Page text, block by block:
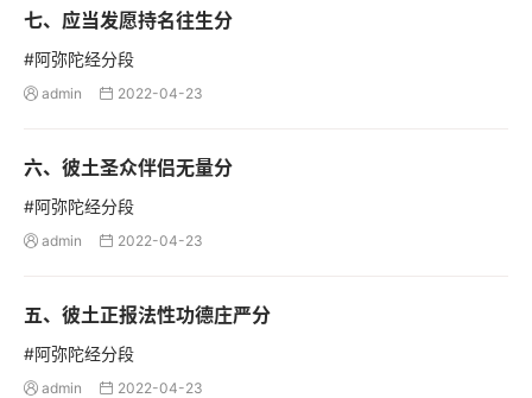
七、应当发愿持名往生分
#阿弥陀经分段
 admin  2022-04-23
六、彼土圣众伴侣无量分
#阿弥陀经分段
 admin  2022-04-23
五、彼土正报法性功德庄严分
#阿弥陀经分段
 admin  2022-04-23